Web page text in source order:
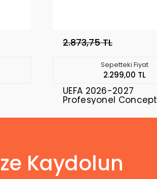
2.873,75 TL
Sepetteki Fiyat
2.299,00 TL
UEFA 2026-2027
Profesyonel Concept
Kaydolun